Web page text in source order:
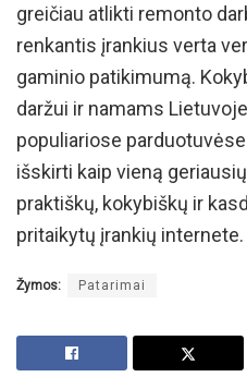
greičiau atlikti remonto
renkantis įrankius verta
gaminio patikimumą.
daržui ir namams
populiariose
išskirti kaip vieną
praktiškų, kokybiškų ir
pritaikytų įrankių internete.
Žymos: Patarimai